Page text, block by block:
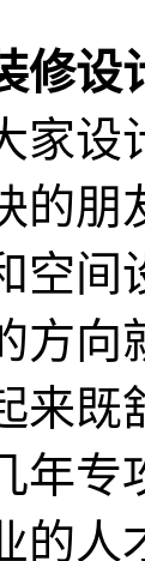
修设
家设
的朋
空间
方向
来既
年专
的人